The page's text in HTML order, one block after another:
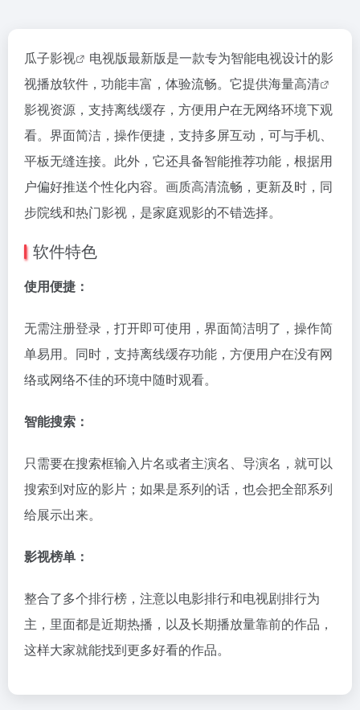
瓜子影视
电视版最新版是一款专为智能电视设计的影
视播放软件，功能丰富，体验流畅。它提供海量高清
影视资源，支持离线缓存，方便用户在无网络环境下观
看。界面简洁，操作便捷，支持多屏互动，可与手机、
平板无缝连接。此外，它还具备智能推荐功能，根据用
户偏好推送个性化内容。画质高清流畅，更新及时，同
步院线和热门影视，是家庭观影的不错选择。
软件特色
使用便捷：
无需注册登录，打开即可使用，界面简洁明了，操作简
单易用。同时，支持离线缓存功能，方便用户在没有网
络或网络不佳的环境中随时观看。
智能搜索：
只需要在搜索框输入片名或者主演名、导演名，就可以
搜索到对应的影片；如果是系列的话，也会把全部系列
给展示出来。
影视榜单：
整合了多个排行榜，注意以电影排行和电视剧排行为
主，里面都是近期热播，以及长期播放量靠前的作品，
这样大家就能找到更多好看的作品。